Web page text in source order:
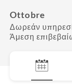
Ottobre
Δωρεάν
Άμεση